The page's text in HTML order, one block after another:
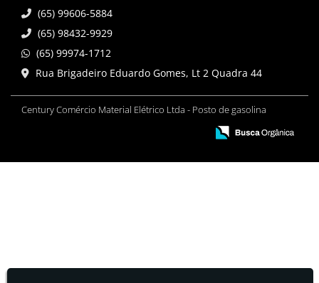
(65) 99606-5884
(65) 98432-9929
(65) 99974-1712
Rua Brigadeiro Eduardo Gomes, Lt 2 Quadra 44
Century Comércio Material Elétrico Ltda - Posto de gasolina